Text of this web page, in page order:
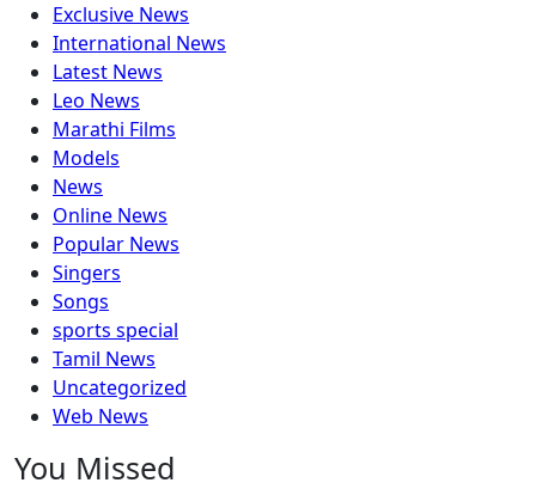
Exclusive News
International News
Latest News
Leo News
Marathi Films
Models
News
Online News
Popular News
Singers
Songs
sports special
Tamil News
Uncategorized
Web News
You Missed